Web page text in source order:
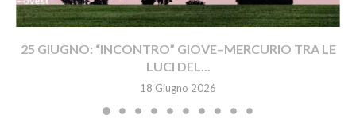
25 GIUGNO: “INCONTRO” GIOVE–MERCURIO TRA LE
LUCI DEL...
18 Giugno 2026